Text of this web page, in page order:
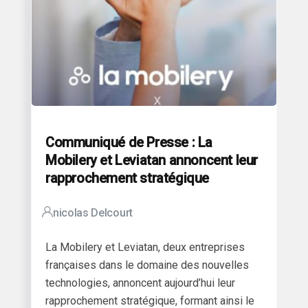
Communiqué de Presse : La
Mobilery et Leviatan annoncent leur
rapprochement stratégique
nicolas Delcourt
La Mobilery et Leviatan, deux entreprises
françaises dans le domaine des nouvelles
technologies, annoncent aujourd’hui leur
rapprochement stratégique, formant ainsi le